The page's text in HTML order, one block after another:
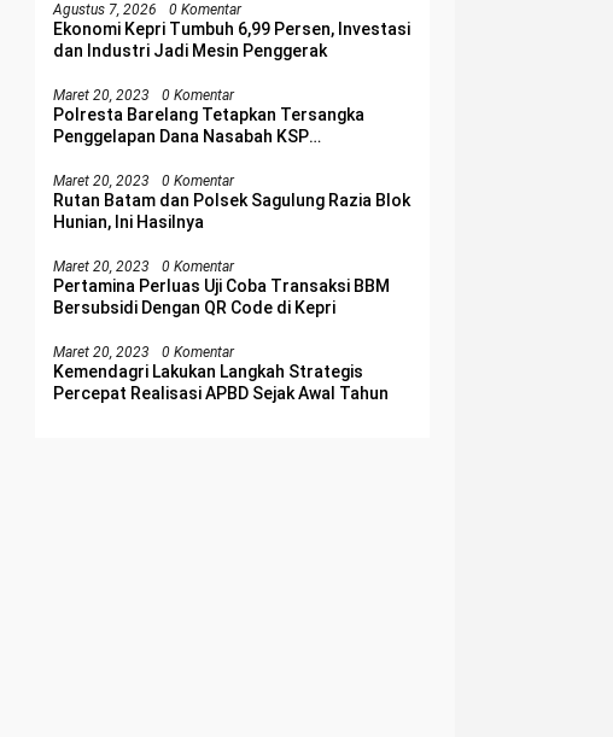
Agustus 7, 2026 0 Komentar
Ekonomi Kepri Tumbuh 6,99 Persen, Investasi
dan Industri Jadi Mesin Penggerak
Maret 20, 2023 0 Komentar
Polresta Barelang Tetapkan Tersangka
Penggelapan Dana Nasabah KSP
Maret 20, 2023 0 Komentar
Rutan Batam dan Polsek Sagulung Razia Blok
Hunian, Ini Hasilnya
Maret 20, 2023 0 Komentar
Pertamina Perluas Uji Coba Transaksi BBM
Bersubsidi Dengan QR Code di Kepri
Maret 20, 2023 0 Komentar
Kemendagri Lakukan Langkah Strategis
Percepat Realisasi APBD Sejak Awal Tahun